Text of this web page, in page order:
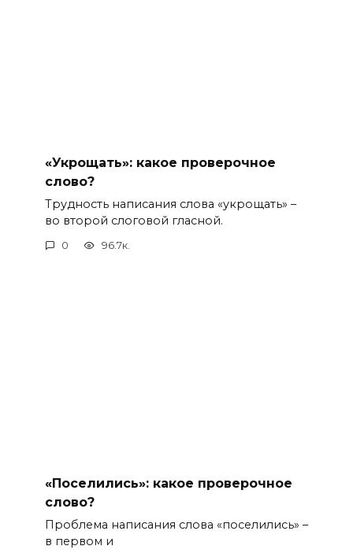
«Укрощать»: какое проверочное
слово?
Трудность написания слова «укрощать» –
во второй слоговой гласной.
0 96.7к.
«Поселились»: какое проверочное
слово?
Проблема написания слова «поселились» –
в первом и